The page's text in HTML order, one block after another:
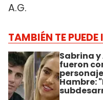
A.G.
TAMBIÉN TE PUEDE
Sabrina
fueron
Hambre: